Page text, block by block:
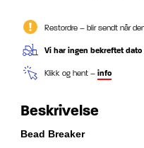
Restordre – blir sendt når
Vi har ingen bekreftet dato
Klikk og hent – info
Beskrivelse
Bead Breaker